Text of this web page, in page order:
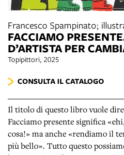
Francesco Spampinato;
FACCIAMO
D’ARTISTA PER
Topipittori, 2025
CONSULTA IL CATALOGO
Il titolo di questo libro vuole
Facciamo presente significa
cosa!» ma anche «rendiamo il
più bello». Tutto questo